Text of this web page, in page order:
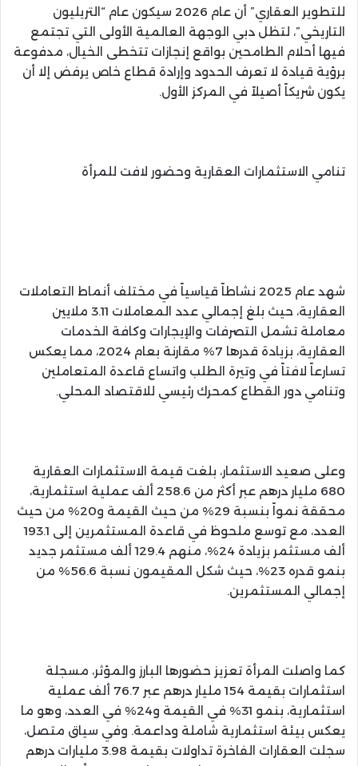
للتطوير العقاري” أن عام 2026 سيكون عام “التريليون
التاريخي”، لتظل دبي الوجهة العالمية الأولى التي تجتمع
فيها أحلام الطامحين بواقع إنجازات تتخطى الخيال، مدفوعة
برؤية قيادة لا تعرف الحدود وإرادة قطاع خاص يرفض إلا أن
يكون شريكاً أصيلاً في المركز الأول.
تنامي الاستثمارات العقارية وحضور لافت للمرأة
شهد عام 2025 نشاطاً قياسياً في مختلف أنماط التعاملات
العقارية، حيث بلغ إجمالي عدد المعاملات 3.11 ملايين
معاملة تشمل التصرفات والإيجارات وكافة الخدمات
العقارية، بزيادة قدرها 7% مقارنة بعام 2024، مما يعكس
تسارعاً لافتاً في وتيرة الطلب واتساع قاعدة المتعاملين
وتنامي دور القطاع كمحرك رئيسي للاقتصاد المحلي.
وعلى صعيد الاستثمار، بلغت قيمة الاستثمارات العقارية
680 مليار درهم عبر أكثر من 258.6 ألف عملية استثمارية،
محققة نمواً بنسبة 29% من حيث القيمة و20% من حيث
العدد، مع توسع ملحوظ في قاعدة المستثمرين إلى 193.1
ألف مستثمر بزيادة 24%، منهم 129.4 ألف مستثمر جديد
بنمو قدره 23%، حيث شكل المقيمون نسبة 56.6% من
إجمالي المستثمرين.
كما واصلت المرأة تعزيز حضورها البارز والمؤثر، مسجلة
استثمارات بقيمة 154 مليار درهم عبر 76.7 ألف عملية
استثمارية، بنمو 31% في القيمة و24% في العدد، وهو ما
يعكس بيئة استثمارية شاملة وداعمة. وفي سياق متصل،
سجلت العقارات الفاخرة تداولات بقيمة 3.98 مليارات درهم